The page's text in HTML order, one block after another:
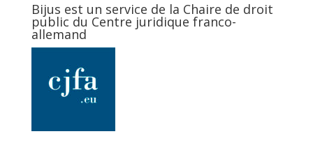
Bijus est un service de la Chaire de droit
public du Centre juridique franco-
allemand